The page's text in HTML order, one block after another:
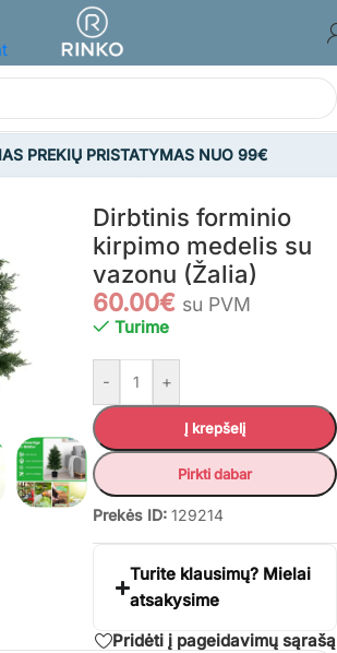
PREKIŲ PRISTATYMAS NUO 99€
BUIČIAI/Dekoro prekės
Dirbtinis forminio
kirpimo medelis su
vazonu (Žalia)
60.00€ su PVM
Turime
- +
Į krepšelį
Pirkti dabar
Prekės ID: 129214
Turite klausimų? Mielai
atsakysime
Pridėti į pageidavimų sąrašą